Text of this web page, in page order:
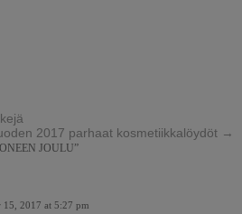
2017 parhaat kosmetiikkalöydöt →
JOULU”
15, 2017 at 5:27 pm